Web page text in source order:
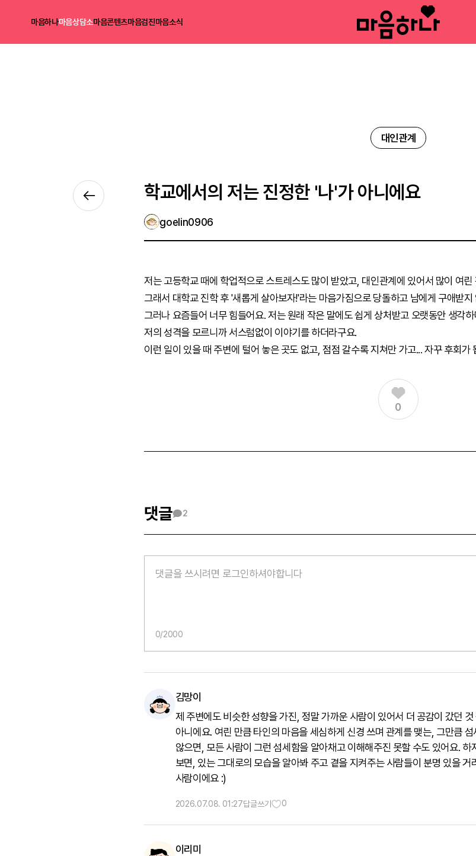
마음하나마음상담소마음콘텐츠마음검진마음소식
대인관계
학교에서의 저는 진정한 '나'가 아니에요
goelin0906
저는 고등학교 때에 학업적으로 스트레스도 많이 받았고, 대인관계에 있어서 많이 여린
그래서 대학교 진학 후 '새롭게 살아보자!'라는 마음가짐으로 당돌하고 남에게 구애받
그러나 요즘들어 너무 힘들어요. 저는 원래 작은 말에도 쉽게 상처받고 오랫동안 생각
저의 성격을 모르니까 서스럼없이 이야기를 하더라구요.
이런 일이 있을 때 주변에 털어 놓은 곳도 없고, 점점 갈수록 지쳐만 가고... 자꾸 후회가
0
댓글 2
0/2000
김망이
제 주변에도 비슷한 성향을 가진, 정말 가까운 사람이 있어서 더 공감이 갔던
아니에요. 여린 만큼 타인의 마음을 세심하게 신경 쓰며 관계를 맺는, 그만큼
않으면, 모든 사람이 그런 섬세함을 알아채고 이해해주진 못할 수도 있어요.
보면, 있는 그대로의 모습을 알아봐 주고 곁을 지켜주는 사람들이 분명 있을
사람이에요 :)
2026.07.08. 01:27답글쓰기 0
이리미